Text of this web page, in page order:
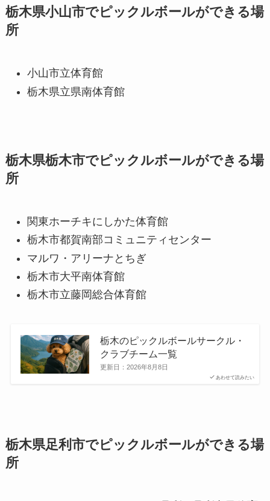
栃木県小山市でピックルボールができる場
所
小山市立体育館
栃木県立県南体育館
栃木県栃木市でピックルボールができる場
所
関東ホーチキにしかた体育館
栃木市都賀南部コミュニティセンター
マルワ・アリーナとちぎ
栃木市大平南体育館
栃木市立藤岡総合体育館
あわせて読みたい
栃木のピックルボールサークル・
クラブチーム一覧
更新日： 2026年8月8日
栃木県足利市でピックルボールができる場
所